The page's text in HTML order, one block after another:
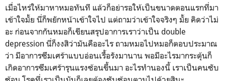
เมื่อไหร่ให้มาหาหมอทันที แล้วก็อย่ารอให้เป็นขนาดตอนแรกที่มา
เข้าใจมั้ย นี่ก็พยักหน้าเข้าใจไป แต่ถามว่าเข้าใจจริงๆ มั้ย คิดว่าไม่
อะ ก่อนจากกันหมอก็เขียนสรุปอาการเราว่าเป็น double
depression นี่ก็งงสิว่ามันคืออะไร ถามหมอไปหมอก็ตอบประมาณ
ว่า มีอาการซึมเศร้าแบบอ่อนเรื้อรังมานาน พอมีอะไรมากระตุ้นก็
เกิดอาการซึมเศร้ารุนแรงซ้อนขึ้นมา อะไรทำนองนี้ เราเป็นคนซับ